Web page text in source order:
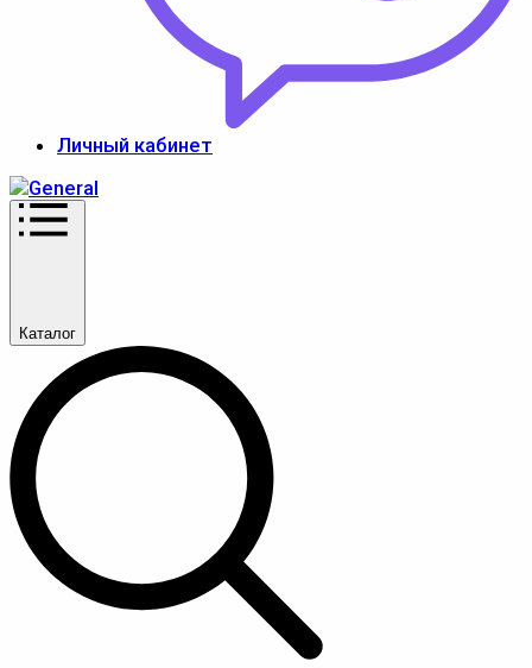
Личный кабинет
Каталог